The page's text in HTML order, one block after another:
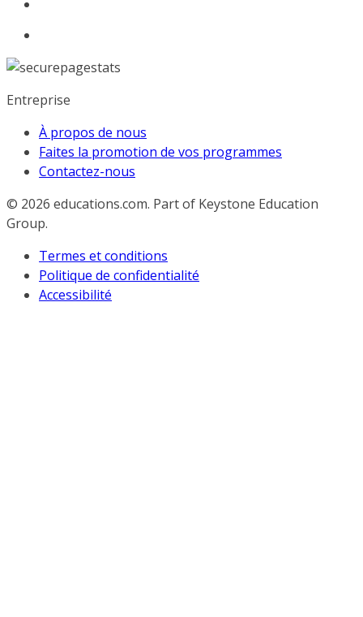
Entreprise
À propos de nous
Faites la promotion de vos programmes
Contactez-nous
© 2026 educations.com. Part of Keystone Education
Group.
Termes et conditions
Politique de confidentialité
Accessibilité